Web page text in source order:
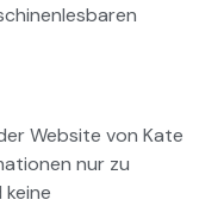
Website von Kate
nur zu